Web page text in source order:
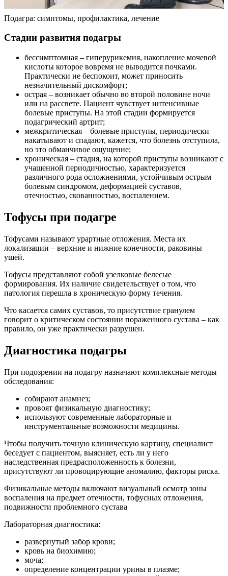
Подагра: симптомы, профилактика, лечение
Стадии развития подагры
бессимптомная – гиперурикемия, накопление мочевой
кислоты которое вовремя не выводится почками.
Практически не беспокоит, может приносить
незначительный дискомфорт;
острая – возникает обычно во второй половине ночи
или на рассвете. Пациент чувствует интенсивные
болевые приступы. На этой стадии формируется
подагрический артрит;
межкритическая – болевые приступы, периодически
накатывают и спадают, кажется, что болезнь отступила,
но это обманчивое ощущение;
хроническая – стадия, на которой приступы возникают с
учащенной периодичностью, характеризуется
различного рода осложнениями, устойчивым острым
болевым синдромом, деформацией суставов,
отечностью, скованностью, воспалением.
Тофусы при подагре
Тофусами называют урартные отложения. Места их
локализации – верхние и нижние конечности, раковины
ушей.
Тофусы представляют собой узелковые белесые
формирования. Их наличие свидетельствует о том, что
патология перешла в хроническую форму течения.
Что касается самих суставов, то присутствие гранулем
говорит о критическом состоянии пораженного сустава – как
правило, он уже практически разрушен.
Диагностика подагры
При подозрении на подагру назначают комплексные методы
обследования:
собирают анамнез;
провоят физикальную диагностику;
используют современные лабораторные и
инструментальные возможности медицины.
Чтобы получить точную клиническую картину, специалист
беседует с пациентом, выясняет, есть ли у него
наследственная предрасположенность к болезни,
присутствуют ли провоцирующие аномалию, факторы риска.
Физикальные методы включают визуальный осмотр зоны
воспаления на предмет отечности, тофусных отложения,
подвижности проблемного сустава
Лабораторная диагностика:
развернутый забор крови;
кровь на биохимию;
моча;
определение концентрации урины в плазме;